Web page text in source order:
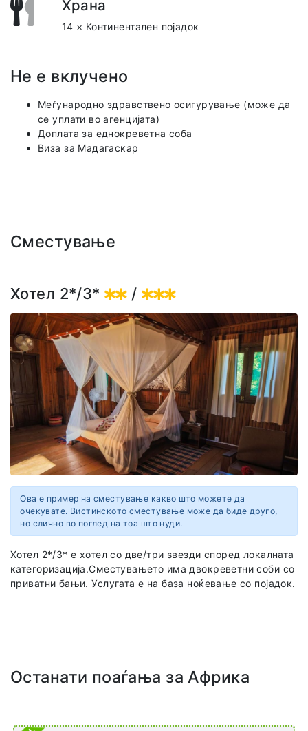
Храна
14 × Континентален појадок
Не е вклучено
Меѓународно здравствено осигурување (може да
се уплати во агенцијата)
Доплата за еднокреветна соба
Виза за Мадагаскар
Сместување
Хотел 2*/3* /
Ова е пример на сместување какво што можете да
очекувате. Вистинското сместување може да биде друго,
но слично во поглед на тоа што нуди.
Хотел 2*/3* е хотел со две/три ѕвезди според локалната
категоризација.Сместувањето има двокреветни соби со
приватни бањи. Услугата е на база ноќевање со појадок.
Останати поаѓања за Африка